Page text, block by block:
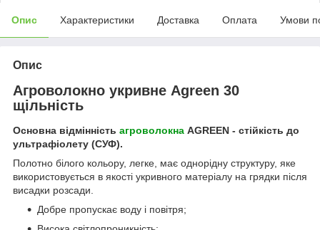
Опис Характеристики Доставка Оплата Умови
Опис
Агроволокно укривне Agreen 30
щільність
Основна відмінність агроволокна AGREEN - стійкість до
ультрафіолету (СУФ).
Полотно білого кольору, легке, має однорідну структуру, яке
використовується в якості укривного матеріалу на грядки після
висадки розсади.
Добре пропускає воду і повітря;